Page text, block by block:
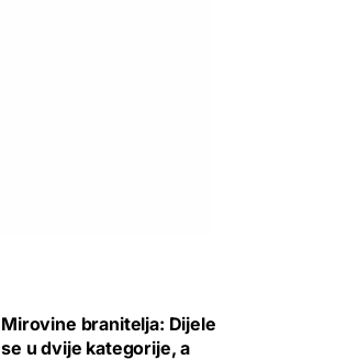
Mirovine branitelja: Dijele
se u dvije kategorije, a